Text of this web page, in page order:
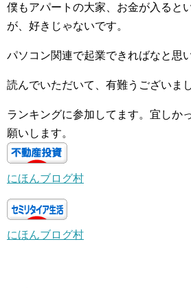
僕もアパートの大家、お金が入ると
が、好きじゃないです。
パソコン関連で起業できればなと思
読んでいただいて、有難うございまし
ランキングに参加してます。宜しか
願いします。
にほんブログ村
にほんブログ村